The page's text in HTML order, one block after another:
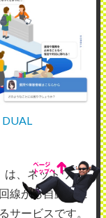
DUAL
は、ネットワー
線から自動的に
サービスです。